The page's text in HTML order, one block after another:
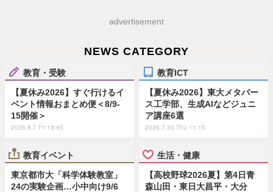
advertisement
NEWS CATEGORY
教育・受験
【夏休み2026】すぐ行けるイ
ベント情報おまとめ便＜8/9-
15開催＞
2026.8.7 Fri 19:45
教育ICT
【夏休み2026】東大メタバー
ス工学部、生成AIなどジュニ
ア講座6選
2026.7.30 Thu 11:15
教育イベント
東京都市大「科学体験教室」
24の実験企画…小中向け9/6
生活・健康
【高校野球2026夏】第4日青
森山田・東日大昌平・大分